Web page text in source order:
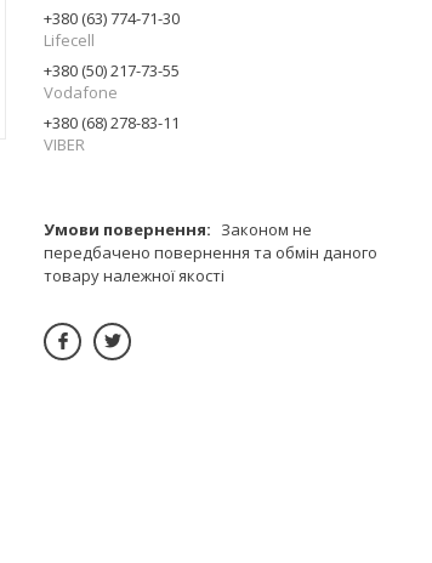
+380 (63) 774-71-30
Lifecell
+380 (50) 217-73-55
Vodafone
+380 (68) 278-83-11
VIBER
Законом не
передбачено повернення та обмін даного
товару належної якості